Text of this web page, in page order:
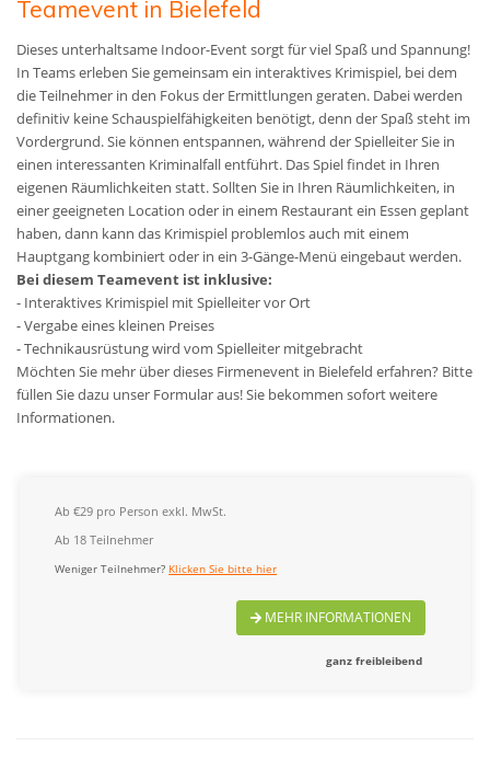
Teamevent in Bielefeld
Dieses unterhaltsame Indoor-Event sorgt für viel Spaß und Spannung!
In Teams erleben Sie gemeinsam ein interaktives Krimispiel, bei dem
die Teilnehmer in den Fokus der Ermittlungen geraten. Dabei werden
definitiv keine Schauspielfähigkeiten benötigt, denn der Spaß steht im
Vordergrund. Sie können entspannen, während der Spielleiter Sie in
einen interessanten Kriminalfall entführt. Das Spiel findet in Ihren
eigenen Räumlichkeiten statt. Sollten Sie in Ihren Räumlichkeiten, in
einer geeigneten Location oder in einem Restaurant ein Essen geplant
haben, dann kann das Krimispiel problemlos auch mit einem
Hauptgang kombiniert oder in ein 3-Gänge-Menü eingebaut werden.
Bei diesem Teamevent ist inklusive:
- Interaktives Krimispiel mit Spielleiter vor Ort
- Vergabe eines kleinen Preises
- Technikausrüstung wird vom Spielleiter mitgebracht
Möchten Sie mehr über dieses Firmenevent in Bielefeld erfahren? Bitte
füllen Sie dazu unser Formular aus! Sie bekommen sofort weitere
Informationen.
Ab €29 pro Person exkl. MwSt.
Ab 18 Teilnehmer
Weniger Teilnehmer? Klicken Sie bitte hier
MEHR INFORMATIONEN
ganz freibleibend